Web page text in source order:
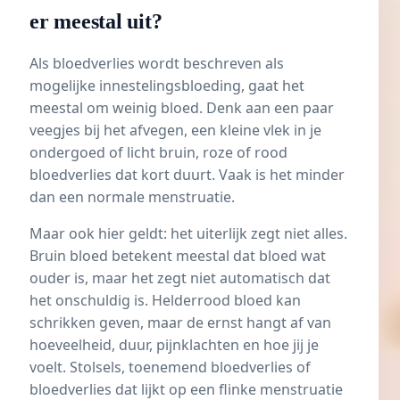
er meestal uit?
Als bloedverlies wordt beschreven als
mogelijke innestelingsbloeding, gaat het
meestal om weinig bloed. Denk aan een paar
veegjes bij het afvegen, een kleine vlek in je
ondergoed of licht bruin, roze of rood
bloedverlies dat kort duurt. Vaak is het minder
dan een normale menstruatie.
Maar ook hier geldt: het uiterlijk zegt niet alles.
Bruin bloed betekent meestal dat bloed wat
ouder is, maar het zegt niet automatisch dat
het onschuldig is. Helderrood bloed kan
schrikken geven, maar de ernst hangt af van
hoeveelheid, duur, pijnklachten en hoe jij je
voelt. Stolsels, toenemend bloedverlies of
bloedverlies dat lijkt op een flinke menstruatie